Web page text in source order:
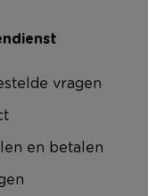
vragen
en betalen